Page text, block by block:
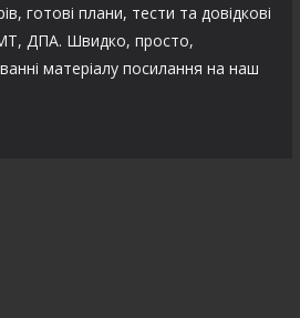
готові плани, тести та довідкові
ДПА. Швидко, просто,
матеріалу посилання на наш